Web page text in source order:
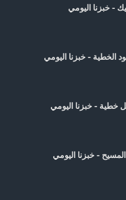
- خبزنا اليومي
الخطية - خبزنا اليومي
خطية - خبزنا اليومي
- خبزنا اليومي